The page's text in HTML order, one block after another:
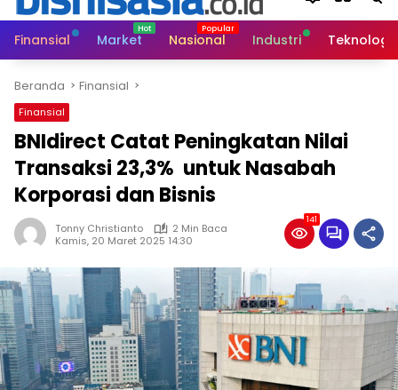
Finansial Market Nasional Industri Teknologi
Beranda Finansial
Finansial
BNIdirect Catat Peningkatan Nilai
Transaksi 23,3% untuk Nasabah
Korporasi dan Bisnis
Tonny Christianto
2 Min Baca
Kamis, 20 Maret 2025 14:30
141